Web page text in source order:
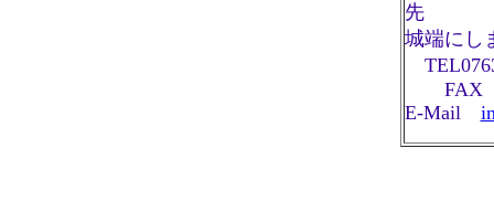
先
城端にし
FAX
E-Mail